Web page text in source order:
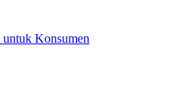
Konsumen